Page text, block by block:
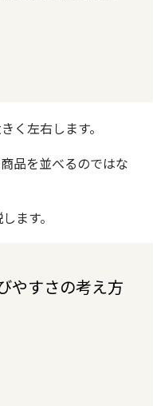
く左右します。
品を並べるのではな
ます。
やすさの考え方